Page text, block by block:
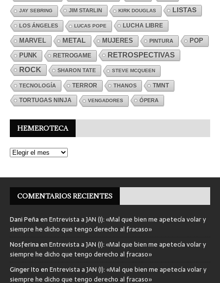
JAY SEBRING JIM STARLIN KIRK DOUGLAS LISTAS
LOS ÁNGELES LUCAS POPE LUCHA LIBRE
MARVEL METAL MUJERES PINTURA POP
PUNK RETROGAME RETROSPECTIVAS
ROCK SHARON TATE STEVE MCQUEEN
TECNOLOGÍA TERROR THANOS TMNT
TORTUGAS NINJA VENGADORES ÓPERA
HEMEROTECA
COMENTARIOS RECIENTES
Dani PeñaenEntrevista a JAN (I): «Mal que bien me apetecía volar y
siempre he dicho que tengo derecho al fracaso»
NosferinaenEntrevista a JAN (I): «Mal que bien me apetecía volar y
siempre he dicho que tengo derecho al fracaso»
Ginger ItoenEntrevista a JAN (I): «Mal que bien me apetecía volar y
siempre he dicho que tengo derecho al fracaso»